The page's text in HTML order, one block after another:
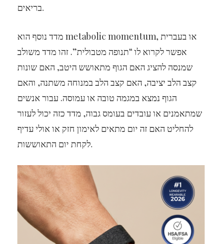
בריאים.
מדד נוסף הוא metabolic momentum, או בעברית
אפשר לקרוא לו “תנופה מטבולית”. זהו מדד משולב
שמנסה להציג האם הגוף מתאושש היטב, האם שונות
קצב הלב יציבה, האם קצב הלב במנוחה משתנה, והאם
הגוף נמצא במגמה טובה או עמוסה. עבור אנשים
שמתאמנים או עובדים בעומס גבוה, מדד כזה יכול לעזור
להחליט האם זה יום מתאים לאימון חזק או אולי עדיף
לקחת יום התאוששות.